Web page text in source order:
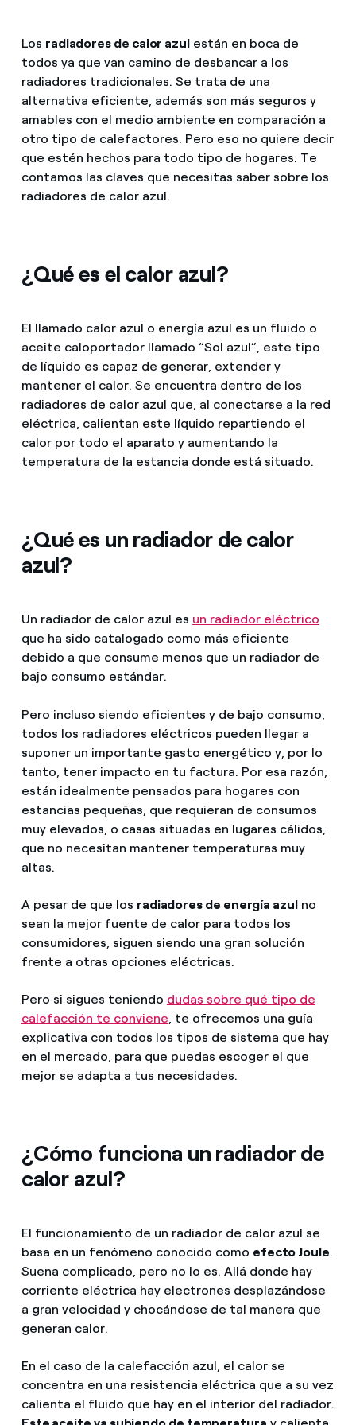
Los radiadores de calor azulestán en boca de
todos ya que van camino de desbancar a los
radiadores tradicionales. Se trata de una
alternativa eficiente, además son más seguros y
amables con el medio ambiente en comparación a
otro tipo de calefactores. Pero eso no quiere decir
que estén hechos para todo tipo de hogares. Te
contamos las claves que necesitas saber sobre los
radiadores de calor azul.
¿Qué es el calor azul?
El llamado calor azul o energía azul es un fluido o
aceite caloportador llamado “Sol azul”, este tipo
de líquido es capaz de generar, extender y
mantener el calor. Se encuentra dentro de los
radiadores de calor azul que, al conectarse a la red
eléctrica, calientan este líquido repartiendo el
calor por todo el aparato y aumentando la
temperatura de la estancia donde está situado.
¿Qué es un radiador de calor
azul?
Un radiador de calor azul es un radiador eléctrico
que ha sido catalogado como más eficiente
debido a que consume menos que un radiador de
bajo consumo estándar.
Pero incluso siendo eficientes y de bajo consumo,
todos los radiadores eléctricos pueden llegar a
suponer un importante gasto energético y, por lo
tanto, tener impacto en tu factura. Por esa razón,
están idealmente pensados para hogares con
estancias pequeñas, que requieran de consumos
muy elevados, o casas situadas en lugares cálidos,
que no necesitan mantener temperaturas muy
altas.
A pesar de que los radiadores de energía azulno
sean la mejor fuente de calor para todos los
consumidores, siguen siendo una gran solución
frente a otras opciones eléctricas.
Pero si sigues teniendo dudas sobre qué tipo de
calefacción te conviene , te ofrecemos una guía
explicativa con todos los tipos de sistema que hay
en el mercado, para que puedas escoger el que
mejor se adapta a tus necesidades.
¿Cómo funciona un radiador de
calor azul?
El funcionamiento de un radiador de calor azul se
basa en un fenómeno conocido como efecto Joule.
Suena complicado, pero no lo es. Allá donde hay
corriente eléctrica hay electrones desplazándose
a gran velocidad y chocándose de tal manera que
generan calor.
En el caso de la calefacción azul, el calor se
concentra en una resistencia eléctrica que a su vez
calienta el fluido que hay en el interior del radiador.